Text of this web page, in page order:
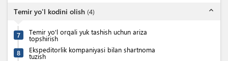
Temir yo'l kodini olish (4) expand_less
7 Temir yo'l orqali yuk tashish uchun ariza
topshirish
8
Ekspeditorlik kompaniyasi bilan shartnoma
tuzish